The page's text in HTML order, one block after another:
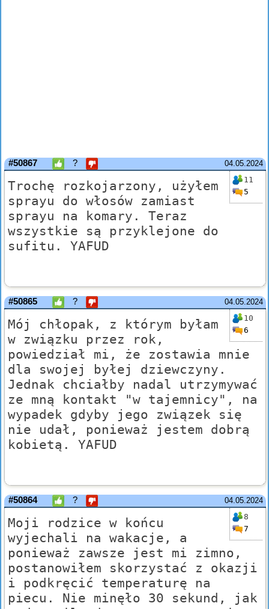
04.05.2024
#50867 ?
11
5
Trochę rozkojarzony, użyłem
sprayu do włosów zamiast
sprayu na komary. Teraz
wszystkie są przyklejone do
sufitu. YAFUD
04.05.2024
#50865 ?
10
6
Mój chłopak, z którym byłam
w związku przez rok,
powiedział mi, że zostawia mnie
dla swojej byłej dziewczyny.
Jednak chciałby nadal utrzymywać
ze mną kontakt "w tajemnicy", na
wypadek gdyby jego związek się
nie udał, ponieważ jestem dobrą
kobietą. YAFUD
04.05.2024
#50864 ?
8
7
Moji rodzice w końcu
wyjechali na wakacje, a
ponieważ zawsze jest mi zimno,
postanowiłem skorzystać z okazji
i podkręcić temperaturę na
piecu. Nie minęło 30 sekund, jak